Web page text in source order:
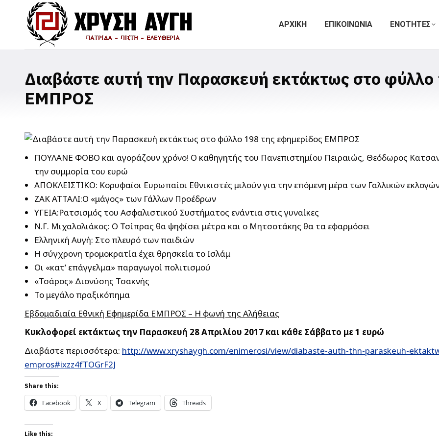
ΑΡΧΙΚΗ ΕΠΙΚΟΙΝΩΝΙΑ ΕΝΟΤΗΤΕΣ
Διαβάστε αυτή την Παρασκευή εκτάκτως στο φύλλο
ΕΜΠΡΟΣ
ΠΟΥΛΑΝΕ ΦΟΒΟ και αγοράζουν χρόνο! Ο καθηγητής του Πανεπιστημίου Πειραιώς, Θεόδωρος
την συμμορία του ευρώ
ΑΠΟΚΛΕΙΣΤΙΚΟ: Κορυφαίοι Ευρωπαίοι Εθνικιστές μιλούν για την επόμενη μέρα των Γαλλικών
ΖΑΚ ΑΤΤΑΛΙ:Ο «μάγος» των Γάλλων Προέδρων
ΥΓΕΙΑ:Ρατσισμός του Ασφαλιστικού Συστήματος ενάντια στις γυναίκες
Ν.Γ. Μιχαλολιάκος: Ο Τσίπρας θα ψηφίσει μέτρα και ο Μητσοτάκης θα τα εφαρμόσει
Ελληνική Αυγή: Στο πλευρό των παιδιών
Η σύγχρονη τρομοκρατία έχει θρησκεία το Ισλάμ
Οι «κατ’ επάγγελμα» παραγωγοί πολιτισμού
«Τσάρος» Διονύσης Τσακνής
Το μεγάλο πραξικόπημα
Eβδομαδιαία Εθνική Εφημερίδα ΕΜΠΡΟΣ – Η φωνή της Αλήθειας
Κυκλοφορεί εκτάκτως την Παρασκευή 28 Απριλίου 2017 και κάθε Σάββατο με 1 ευρώ
Διαβάστε περισσότερα: http://www.xryshaygh.com/enimerosi/view/diabaste-auth-thn-paraskeuh-
empros#ixzz4fTOGrF2J
Share this:
Facebook X Telegram Threads
Like this: